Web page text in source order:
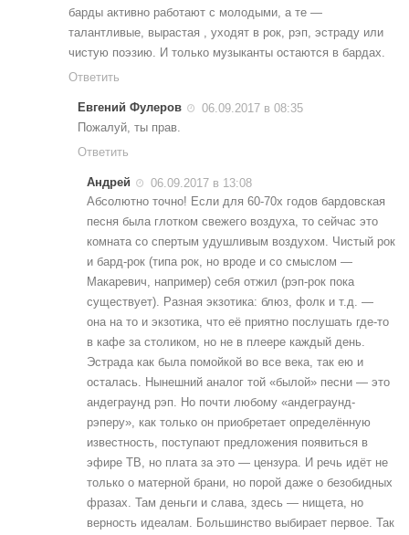
барды активно работают с молодыми, а те —
талантливые, вырастая , уходят в рок, рэп, эстраду или
чистую поэзию. И только музыканты остаются в бардах.
Ответить
Евгений Фулеров
06.09.2017 в 08:35
Пожалуй, ты прав.
Ответить
Андрей
06.09.2017 в 13:08
Абсолютно точно! Если для 60-70х годов бардовская
песня была глотком свежего воздуха, то сейчас это
комната со спертым удушливым воздухом. Чистый рок
и бард-рок (типа рок, но вроде и со смыслом —
Макаревич, например) себя отжил (рэп-рок пока
существует). Разная экзотика: блюз, фолк и т.д. —
она на то и экзотика, что её приятно послушать где-то
в кафе за столиком, но не в плеере каждый день.
Эстрада как была помойкой во все века, так ею и
осталась. Нынешний аналог той «былой» песни — это
андеграунд рэп. Но почти любому «андеграунд-
рэперу», как только он приобретает определённую
известность, поступают предложения появиться в
эфире ТВ, но плата за это — цензура. И речь идёт не
только о матерной брани, но порой даже о безобидных
фразах. Там деньги и слава, здесь — нищета, но
верность идеалам. Большинство выбирает первое. Так